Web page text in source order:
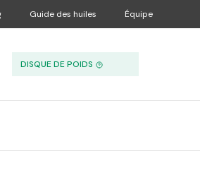
Guide des huiles Équipe
DISQUE DE POIDS